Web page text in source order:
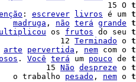
15 O
: escrever livros é um
madruga , não terá grande
os frutos do seu
12 Terminado o
arte pervertida , nem com o
. Você terá um pouco de
15 Não despreze o
o trabalho pesado , nem o